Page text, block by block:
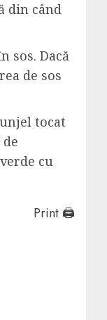
din când
sos. Dacă
de sos
tocat
cu
Print 🖨